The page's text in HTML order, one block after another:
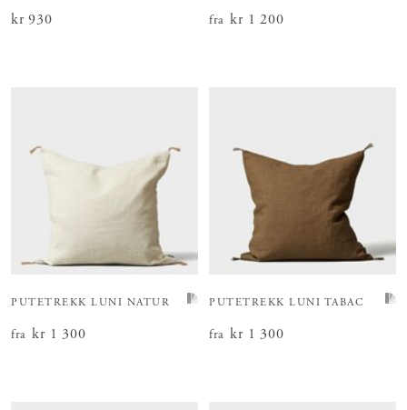
Pris:kr 930
kr 930 fra Pris :kr 1 200
kr 1 200
PUTETREKK LUNI NATUR
fra Pris :kr 1 300
kr 1 300
PUTETREKK LUNI TABAC
fra Pris :kr 1 300
kr 1 300